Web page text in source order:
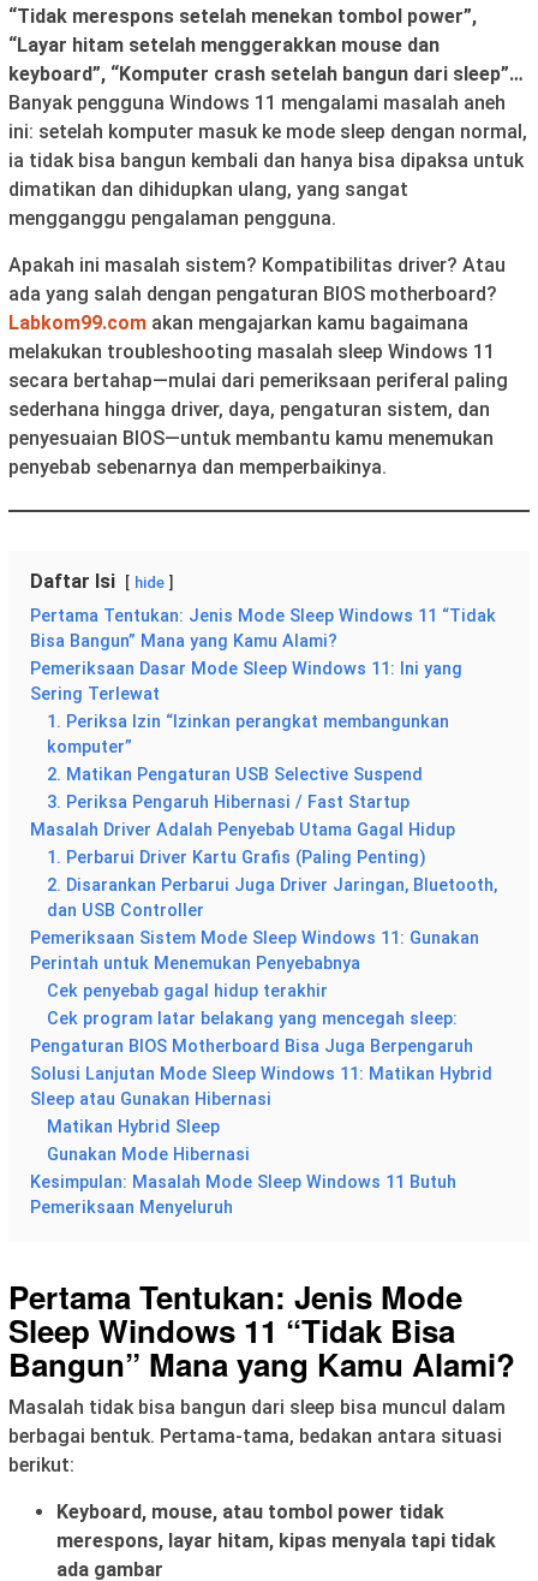
“Tidak merespons setelah menekan tombol power”,
“Layar hitam setelah menggerakkan mouse dan
keyboard”, “Komputer crash setelah bangun dari sleep”…
Banyak pengguna Windows 11 mengalami masalah aneh
ini: setelah komputer masuk ke mode sleep dengan normal,
ia tidak bisa bangun kembali dan hanya bisa dipaksa untuk
dimatikan dan dihidupkan ulang, yang sangat
mengganggu pengalaman pengguna.
Apakah ini masalah sistem? Kompatibilitas driver? Atau
ada yang salah dengan pengaturan BIOS motherboard?
Labkom99.com akan mengajarkan kamu bagaimana
melakukan troubleshooting masalah sleep Windows 11
secara bertahap—mulai dari pemeriksaan periferal paling
sederhana hingga driver, daya, pengaturan sistem, dan
penyesuaian BIOS—untuk membantu kamu menemukan
penyebab sebenarnya dan memperbaikinya.
Daftar Isi hide
Pertama Tentukan: Jenis Mode Sleep Windows 11 “Tidak
Bisa Bangun” Mana yang Kamu Alami?
Pemeriksaan Dasar Mode Sleep Windows 11: Ini yang
Sering Terlewat
1. Periksa Izin “Izinkan perangkat membangunkan
komputer”
2. Matikan Pengaturan USB Selective Suspend
3. Periksa Pengaruh Hibernasi / Fast Startup
Masalah Driver Adalah Penyebab Utama Gagal Hidup
1. Perbarui Driver Kartu Grafis (Paling Penting)
2. Disarankan Perbarui Juga Driver Jaringan, Bluetooth,
dan USB Controller
Pemeriksaan Sistem Mode Sleep Windows 11: Gunakan
Perintah untuk Menemukan Penyebabnya
Cek penyebab gagal hidup terakhir
Cek program latar belakang yang mencegah sleep:
Pengaturan BIOS Motherboard Bisa Juga Berpengaruh
Solusi Lanjutan Mode Sleep Windows 11: Matikan Hybrid
Sleep atau Gunakan Hibernasi
Matikan Hybrid Sleep
Gunakan Mode Hibernasi
Kesimpulan: Masalah Mode Sleep Windows 11 Butuh
Pemeriksaan Menyeluruh
Pertama Tentukan: Jenis Mode
Sleep Windows 11 “Tidak Bisa
Bangun” Mana yang Kamu Alami?
Masalah tidak bisa bangun dari sleep bisa muncul dalam
berbagai bentuk. Pertama-tama, bedakan antara situasi
berikut:
Keyboard, mouse, atau tombol power tidak
merespons, layar hitam, kipas menyala tapi tidak
ada gambar